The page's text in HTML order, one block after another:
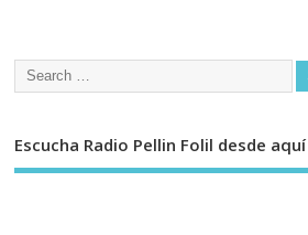
Escucha Radio Pellin Folil desde aquí